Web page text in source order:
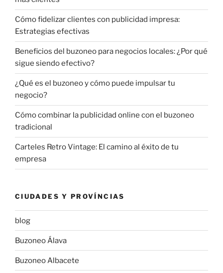
Cómo fidelizar clientes con publicidad impresa:
Estrategias efectivas
Beneficios del buzoneo para negocios locales: ¿Por qué
sigue siendo efectivo?
¿Qué es el buzoneo y cómo puede impulsar tu
negocio?
Cómo combinar la publicidad online con el buzoneo
tradicional
Carteles Retro Vintage: El camino al éxito de tu
empresa
CIUDADES Y PROVÍNCIAS
blog
Buzoneo Álava
Buzoneo Albacete